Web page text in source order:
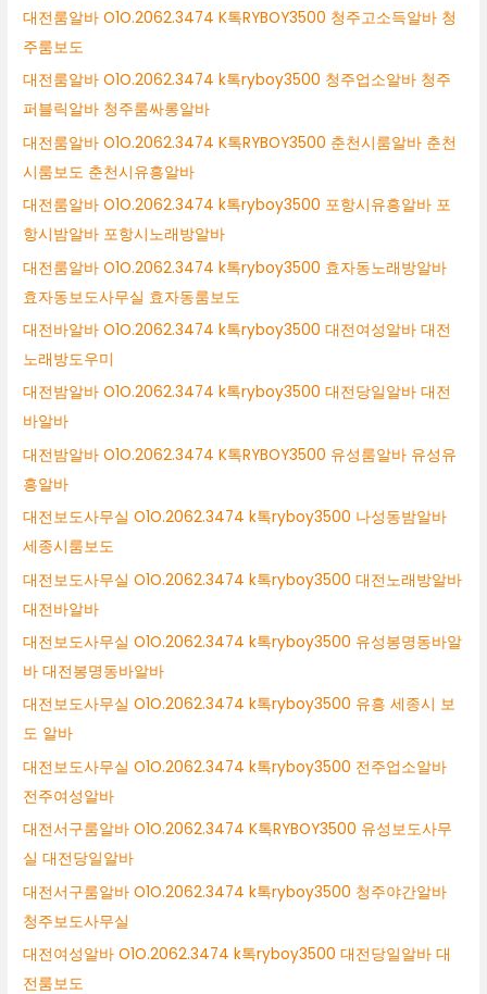
대전룸알바 O1O.2062.3474 K톡RYBOY3500 청주고소득알바 청
주룸보도
대전룸알바 O1O.2062.3474 k톡ryboy3500 청주업소알바 청주
퍼블릭알바 청주룸싸롱알바
대전룸알바 O1O.2062.3474 K톡RYBOY3500 춘천시룸알바 춘천
시룸보도 춘천시유흥알바
대전룸알바 O1O.2062.3474 k톡ryboy3500 포항시유흥알바 포
항시밤알바 포항시노래방알바
대전룸알바 O1O.2062.3474 k톡ryboy3500 효자동노래방알바
효자동보도사무실 효자동룸보도
대전바알바 O1O.2062.3474 k톡ryboy3500 대전여성알바 대전
노래방도우미
대전밤알바 O1O.2062.3474 k톡ryboy3500 대전당일알바 대전
바알바
대전밤알바 O1O.2062.3474 K톡RYBOY3500 유성룸알바 유성유
흥알바
대전보도사무실 O1O.2062.3474 k톡ryboy3500 나성동밤알바
세종시룸보도
대전보도사무실 O1O.2062.3474 k톡ryboy3500 대전노래방알바
대전바알바
대전보도사무실 O1O.2062.3474 k톡ryboy3500 유성봉명동바알
바 대전봉명동바알바
대전보도사무실 O1O.2062.3474 k톡ryboy3500 유흥 세종시 보
도 알바
대전보도사무실 O1O.2062.3474 k톡ryboy3500 전주업소알바
전주여성알바
대전서구룸알바 O1O.2062.3474 K톡RYBOY3500 유성보도사무
실 대전당일알바
대전서구룸알바 O1O.2062.3474 k톡ryboy3500 청주야간알바
청주보도사무실
대전여성알바 O1O.2062.3474 k톡ryboy3500 대전당일알바 대
전룸보도